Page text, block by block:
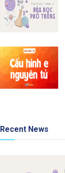
Recent News